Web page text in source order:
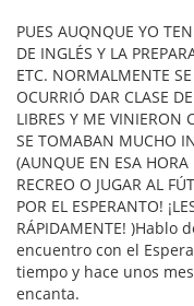
PUES AUQNQUE YO
DE INGLÉS Y LA
ETC. NORMALMENTE
OCURRIÓ DAR CLASE
LIBRES Y ME VINIERON
SE TOMABAN MUCHO
(AUNQUE EN ESA
RECREO O JUGAR AL
POR EL ESPERANTO!
RÁPIDAMENTE!
encuentro con el
tiempo y hace unos
encanta.